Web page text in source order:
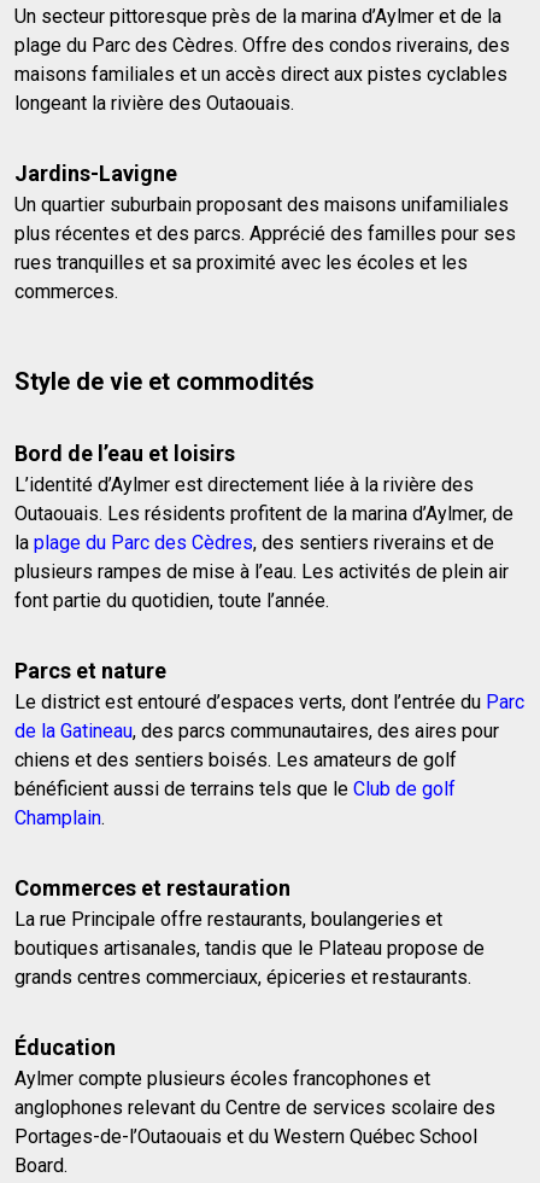
Un secteur pittoresque près de la marina d’Aylmer et de la
plage du Parc des Cèdres. Offre des condos riverains, des
maisons familiales et un accès direct aux pistes cyclables
longeant la rivière des Outaouais.
Jardins-Lavigne
Un quartier suburbain proposant des maisons unifamiliales
plus récentes et des parcs. Apprécié des familles pour ses
rues tranquilles et sa proximité avec les écoles et les
commerces.
Style de vie et commodités
Bord de l’eau et loisirs
L’identité d’Aylmer est directement liée à la rivière des
Outaouais. Les résidents profitent de la marina d’Aylmer, de
la plage du Parc des Cèdres, des sentiers riverains et de
plusieurs rampes de mise à l’eau. Les activités de plein air
font partie du quotidien, toute l’année.
Parcs et nature
Le district est entouré d’espaces verts, dont l’entrée du Parc
de la Gatineau, des parcs communautaires, des aires pour
chiens et des sentiers boisés. Les amateurs de golf
bénéficient aussi de terrains tels que le Club de golf
Champlain.
Commerces et restauration
La rue Principale offre restaurants, boulangeries et
boutiques artisanales, tandis que le Plateau propose de
grands centres commerciaux, épiceries et restaurants.
Éducation
Aylmer compte plusieurs écoles francophones et
anglophones relevant du Centre de services scolaire des
Portages-de-l’Outaouais et du Western Québec School
Board.